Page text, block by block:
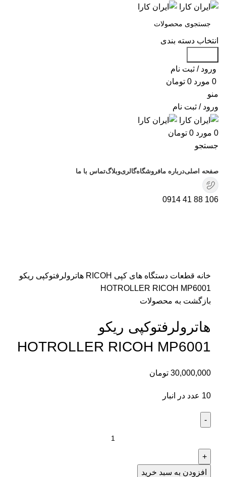
انتخاب دسته بندی
ورود / ثبت نام
0 مورد 0 تومان
منو
ورود / ثبت نام
0 مورد 0 تومان
جستجو
صفحه اصلیدرباره مافروشگاهگالریوبلاگتماس با ما
106 88 41 0914
خانه قطعات دستگاه های کپی RICOH هاترولرفتوکپی ریکو
HOTROLLER RICOH MP6001
بازگشت به محصولات
هاترولرفتوکپی ریکو
HOTROLLER RICOH MP6001
30,000,000 تومان
10 عدد در انبار
افزودن به سبد خرید